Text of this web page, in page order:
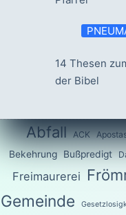
14 Thesen
der Bibel
Abfall ACK
Bekehrung Bußpredigt
Freimaurerei
Gemeinde